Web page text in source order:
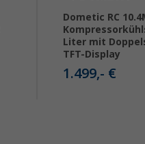
Dometic RC
Liter mit
TFT-Display
1.499,- €